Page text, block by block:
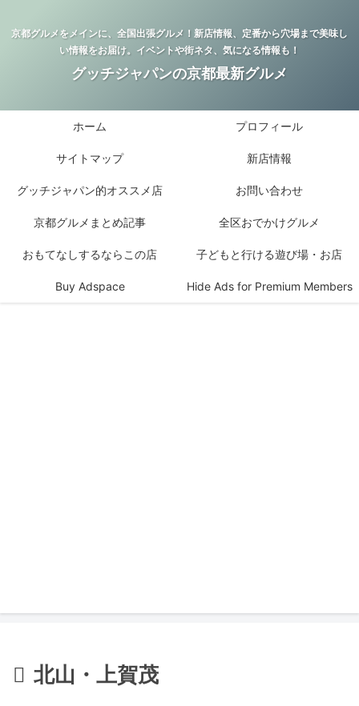
京都グルメをメインに、全国出張グルメ！新店情報、定番から穴場まで美味し
い情報をお届け。イベントや街ネタ、気になる情報も！
グッチジャパンの京都最新グルメ
ホーム プロフィール
サイトマップ 新店情報
グッチジャパン的オススメ店 お問い合わせ
京都グルメまとめ記事 全区おでかけグルメ
おもてなしするならこの店 子どもと行ける遊び場・お店
Buy Adspace Hide Ads for Premium Members
北山・上賀茂